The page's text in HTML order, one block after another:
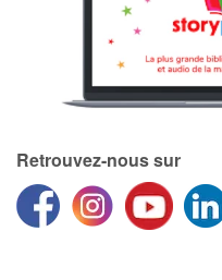
Quotidien et loisirs
Amour et amitié
Sujets de société
Retrouvez-nous sur